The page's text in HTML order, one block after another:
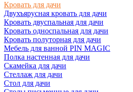
Кровать для дачи
Двухъярусная кровать для дачи
Кровать двуспальная для дачи
Кровать односпальная для дачи
Кровать полуторная для дачи
Мебель для ванной PIN MAGIC
Полка настенная для дачи
Скамейка для дачи
Стеллаж для дачи
Стол для дачи